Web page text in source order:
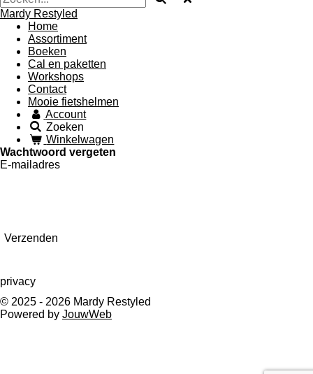
Mardy Restyled
Home
Assortiment
Boeken
Cal en paketten
Workshops
Contact
Mooie fietshelmen
Account
Zoeken
Winkelwagen
Wachtwoord vergeten
E-mailadres
Verzenden
privacy
© 2025 - 2026 Mardy Restyled
Powered by JouwWeb